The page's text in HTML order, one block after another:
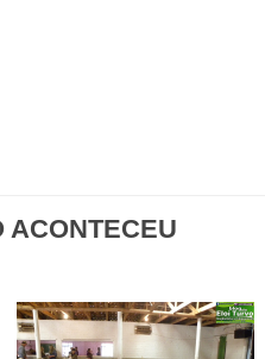
ACONTECEU